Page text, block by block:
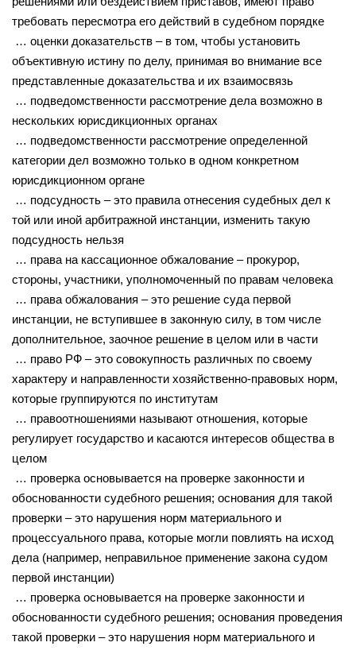
требовать пересмотра его действий в судебном порядке
… оценки доказательств – в том, чтобы установить
объективную истину по делу, принимая во внимание все
представленные доказательства и их взаимосвязь
… подведомственности рассмотрение дела возможно в
нескольких юрисдикционных органах
… подведомственности рассмотрение определенной
категории дел возможно только в одном конкретном
юрисдикционном органе
… подсудность – это правила отнесения судебных дел к
той или иной арбитражной инстанции, изменить такую
подсудность нельзя
… права на кассационное обжалование – прокурор,
стороны, участники, уполномоченный по правам человека
… права обжалования – это решение суда первой
инстанции, не вступившее в законную силу, в том числе
дополнительное, заочное решение в целом или в части
… право РФ – это совокупность различных по своему
характеру и направленности хозяйственно-правовых норм,
которые группируются по институтам
… правоотношениями называют отношения, которые
регулирует государство и касаются интересов общества в
целом
… проверка основывается на проверке законности и
обоснованности судебного решения; основания для такой
проверки – это нарушения норм материального и
процессуального права, которые могли повлиять на исход
дела (например, неправильное применение закона судом
первой инстанции)
… проверка основывается на проверке законности и
обоснованности судебного решения; основания проведения
такой проверки – это нарушения норм материального и